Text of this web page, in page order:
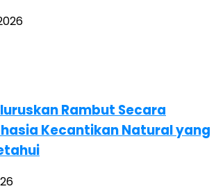
Rambut Secara
Kecantikan Natural yang